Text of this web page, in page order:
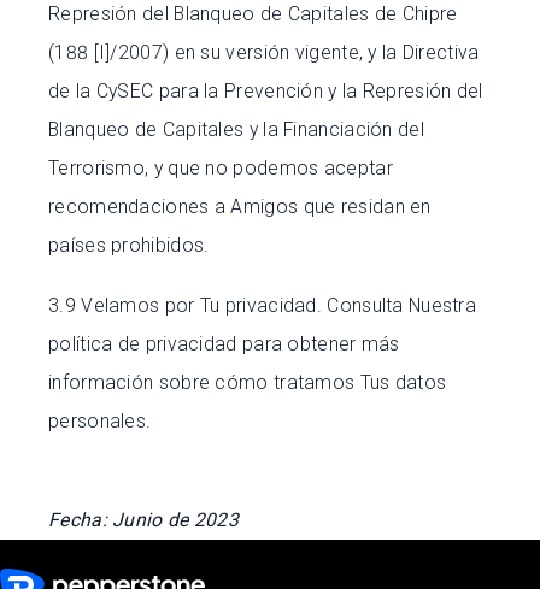
Represión del Blanqueo de Capitales de Chipre
(188 [I]/2007) en su versión vigente, y la Directiva
de la CySEC para la Prevención y la Represión del
Blanqueo de Capitales y la Financiación del
Terrorismo, y que no podemos aceptar
recomendaciones a Amigos que residan en
países prohibidos.
3.9 Velamos por Tu privacidad. Consulta Nuestra
política de privacidad para obtener más
información sobre cómo tratamos Tus datos
personales.
Fecha: Junio de 2023